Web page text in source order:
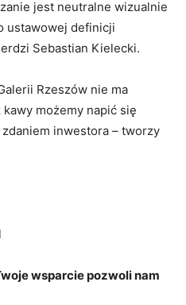
jest neutralne wizualnie
ustawowej definicji
Sebastian Kielecki.
Rzeszów nie ma
możemy napić się
inwestora – tworzy
wsparcie pozwoli nam